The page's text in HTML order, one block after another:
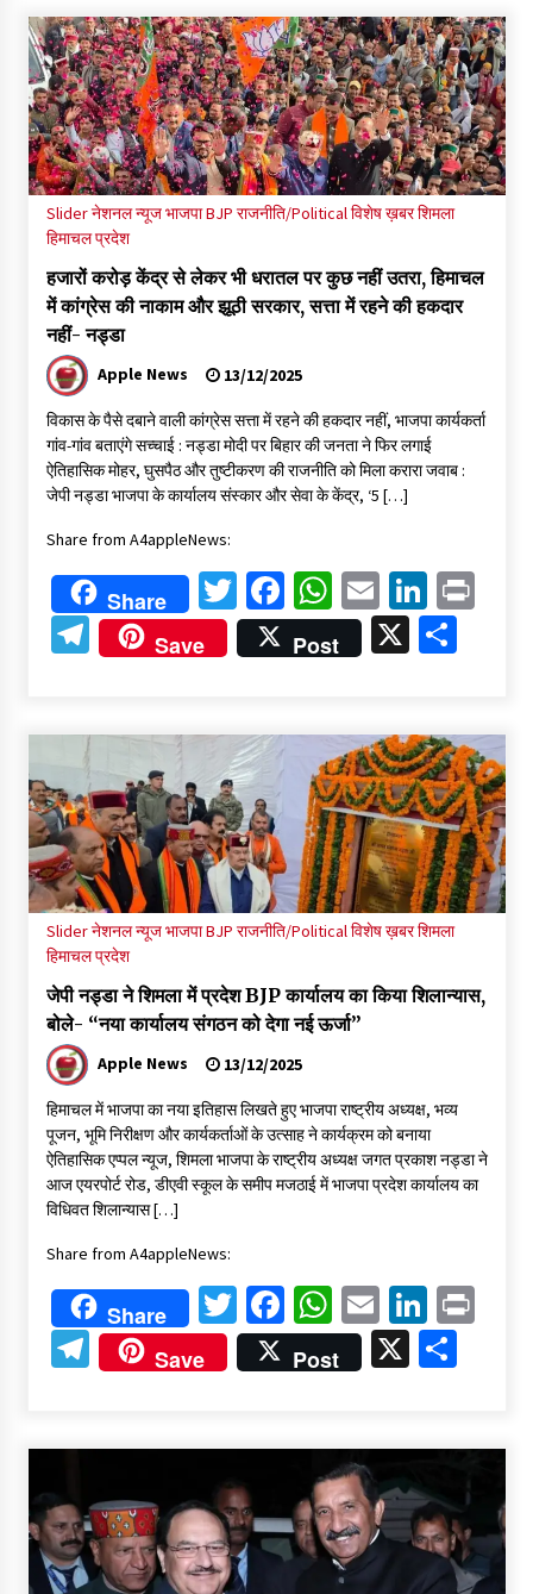
Sliderनेशनल न्यूजभाजपा BJP राजनीति/Politicalविशेष ख़बरशिमला
हिमाचल प्रदेश
हजारों करोड़ केंद्र से लेकर भी धरातल पर कुछ नहीं उतरा, हिमाचल
में कांग्रेस की नाकाम और झूठी सरकार, सत्ता में रहने की हकदार
नहीं- नड्डा
Apple News 13/12/2025
विकास के पैसे दबाने वाली कांग्रेस सत्ता में रहने की हकदार नहीं, भाजपा कार्यकर्ता
गांव-गांव बताएंगे सच्चाई : नड्डा मोदी पर बिहार की जनता ने फिर लगाई
ऐतिहासिक मोहर, घुसपैठ और तुष्टीकरण की राजनीति को मिला करारा जवाब :
जेपी नड्डा भाजपा के कार्यालय संस्कार और सेवा के केंद्र, ‘5 […]
Share from A4appleNews:
Share Twitter
Facebook
WhatsApp
Email
Telegram
Save Post X
Sliderनेशनल न्यूजभाजपा BJP राजनीति/Politicalविशेष ख़बरशिमला
हिमाचल प्रदेश
जेपी नड्डा ने शिमला में प्रदेश BJP कार्यालय का किया शिलान्यास,
बोले- “नया कार्यालय संगठन को देगा नई ऊर्जा”
Apple News 13/12/2025
हिमाचल में भाजपा का नया इतिहास लिखते हुए भाजपा राष्ट्रीय अध्यक्ष, भव्य
पूजन, भूमि निरीक्षण और कार्यकर्ताओं के उत्साह ने कार्यक्रम को बनाया
ऐतिहासिक एप्पल न्यूज, शिमला भाजपा के राष्ट्रीय अध्यक्ष जगत प्रकाश नड्डा ने
आज एयरपोर्ट रोड, डीएवी स्कूल के समीप मजठाई में भाजपा प्रदेश कार्यालय का
विधिवत शिलान्यास […]
Share from A4appleNews:
Share Twitter
Facebook
WhatsApp
Email
Telegram
Save Post X